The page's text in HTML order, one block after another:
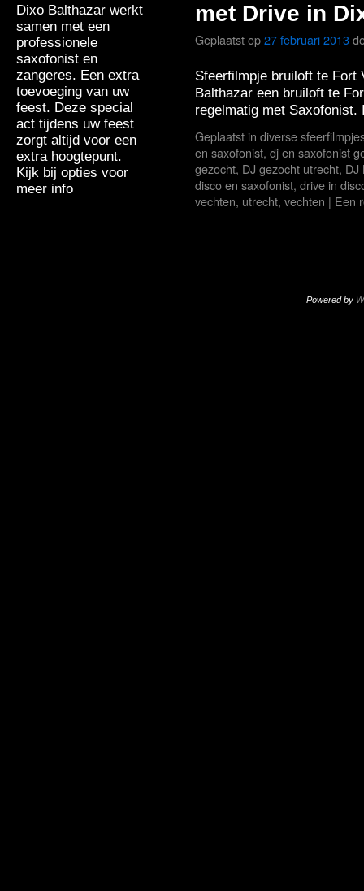
Dixo Balthazar werkt
samen met een
professionele
saxofonist en
zangeres. Een extra
toevoeging van uw
feest. Deze special
act tijdens uw feest
zorgt altijd voor een
extra hoogtepunt.
Kijk bij opties voor
meer info
met Drive in
Geplaatst op27 februari 2013
Sfeerfilmpje bruiloft te Fort
Balthazar een bruiloft te
regelmatig met Saxofonist.
Geplaatst in diverse
en saxofonist, dj en saxofonist
gezocht, DJ gezocht utrecht, DJ
disco en saxofonist, drive in
vechten, utrecht, vechten | Een
Powered by